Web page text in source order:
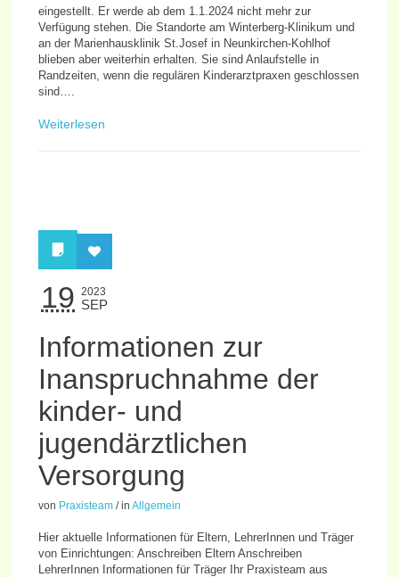
eingestellt. Er werde ab dem 1.1.2024 nicht mehr zur
Verfügung stehen. Die Standorte am Winterberg-Klinikum und
an der Marienhausklinik St.Josef in Neunkirchen-Kohlhof
blieben aber weiterhin erhalten. Sie sind Anlaufstelle in
Randzeiten, wenn die regulären Kinderarztpraxen geschlossen
sind….
Weiterlesen
19 2023
SEP
Informationen zur
Inanspruchnahme der
kinder- und
jugendärztlichen
Versorgung
von Praxisteam / inAllgemein
Hier aktuelle Informationen für Eltern, LehrerInnen und Träger
von Einrichtungen: Anschreiben Eltern Anschreiben
LehrerInnen Informationen für Träger Ihr Praxisteam aus